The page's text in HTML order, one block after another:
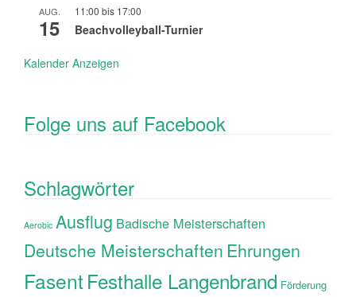
AUG.
15
11:00 bis 17:00
Beachvolleyball-Turnier
Kalender Anzeigen
Folge uns auf Facebook
Schlagwörter
Aerobic Ausflug Badische Meisterschaften
Deutsche Meisterschaften Ehrungen
FasentFesthalle Langenbrand Förderung